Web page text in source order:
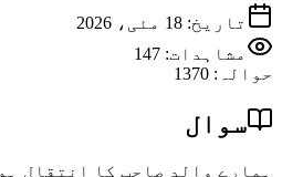
تاریخ: 18 مئی، 2026
مشاہدات: 147
حوالہ :
1370
سوال
ہمارے والد صاحب کا انتقال